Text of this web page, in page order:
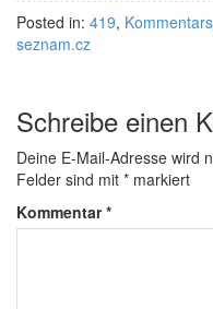
Posted in: 419,
seznam.cz
Schreibe einen
Deine E-Mail-Adresse wird
Felder sind mit * markiert
Kommentar*